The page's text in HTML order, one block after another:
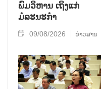
ພົມວິຫານ ເຖິງແກ່
ມໍລະນະກຳ
09/08/2026 ຂ່າວສານ